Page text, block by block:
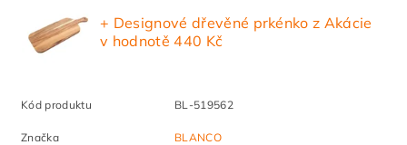
+ Designové dřevěné prkénko z Akácie
v hodnotě 440 Kč
Kód produktu BL-519562
Značka BLANCO